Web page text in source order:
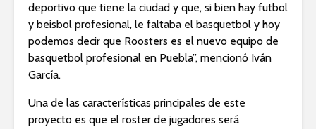
deportivo que tiene la ciudad y que, si bien hay futbol
y beisbol profesional, le faltaba el basquetbol y hoy
podemos decir que Roosters es el nuevo equipo de
basquetbol profesional en Puebla”, mencionó Iván
García.
Una de las características principales de este
proyecto es que el roster de jugadores será